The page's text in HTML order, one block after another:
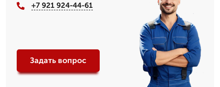
+7 921 924-44-61
Задать вопрос